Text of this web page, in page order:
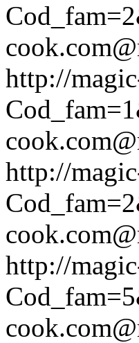
http://
http://
http://